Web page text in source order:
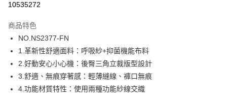
運送方式
全家取貨付款
每筆NT$80，滿NT$1,000(含以上)免運費
付款後全家取貨
10535272
商品特色
NO.NS2377-FN
1.革新性舒適面料：呼吸紗+抑菌機能布料
2.好動安心小心機：後臀三角立裁版型設計
3.舒適、無痕穿著感：輕薄縫線、褲口無痕
4.功能材質特性：使用兩種功能紗線交織